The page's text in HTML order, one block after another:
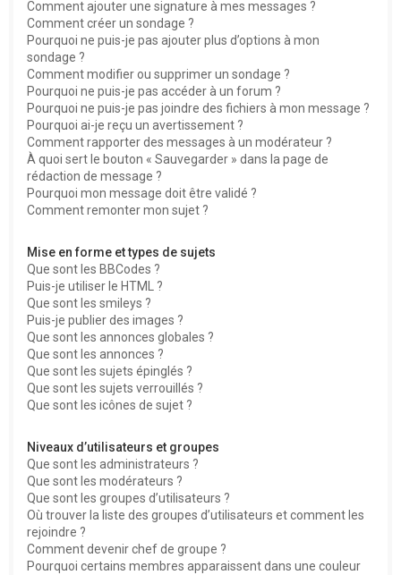
Comment ajouter une signature à mes messages ?
Comment créer un sondage ?
Pourquoi ne puis-je pas ajouter plus d’options à mon
sondage ?
Comment modifier ou supprimer un sondage ?
Pourquoi ne puis-je pas accéder à un forum ?
Pourquoi ne puis-je pas joindre des fichiers à mon message ?
Pourquoi ai-je reçu un avertissement ?
Comment rapporter des messages à un modérateur ?
À quoi sert le bouton « Sauvegarder » dans la page de
rédaction de message ?
Pourquoi mon message doit être validé ?
Comment remonter mon sujet ?
Mise en forme et types de sujets
Que sont les BBCodes ?
Puis-je utiliser le HTML ?
Que sont les smileys ?
Puis-je publier des images ?
Que sont les annonces globales ?
Que sont les annonces ?
Que sont les sujets épinglés ?
Que sont les sujets verrouillés ?
Que sont les icônes de sujet ?
Niveaux d’utilisateurs et groupes
Que sont les administrateurs ?
Que sont les modérateurs ?
Que sont les groupes d’utilisateurs ?
Où trouver la liste des groupes d’utilisateurs et comment les
rejoindre ?
Comment devenir chef de groupe ?
Pourquoi certains membres apparaissent dans une couleur